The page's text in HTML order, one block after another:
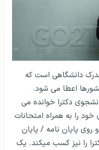
مدرک دانشگاهی است که
اعطا می شود.
دکترا خوانده می
را به همراه امتحانات
روی پایان نامه / پایان
را نیز کسب می­کند. یک